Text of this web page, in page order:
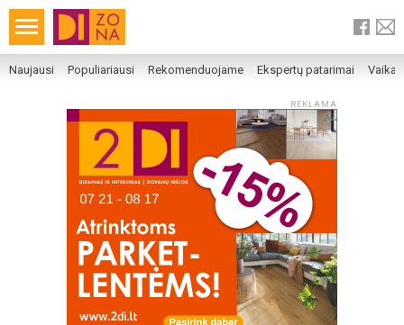
Naujausi Populiariausi Rekomenduojame Ekspertų patarimai
REKLAMA